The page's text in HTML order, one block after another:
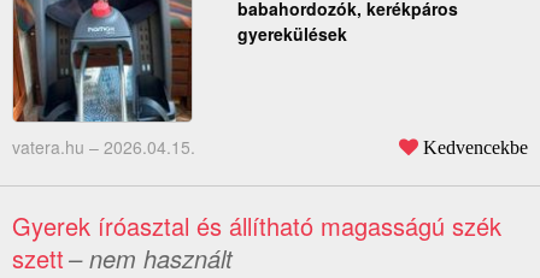
babahordozók, kerékpáros
gyerekülések
vatera.hu – 2026.04.15. Kedvencekbe
Gyerek íróasztal és állítható magasságú szék
szett– nem használt